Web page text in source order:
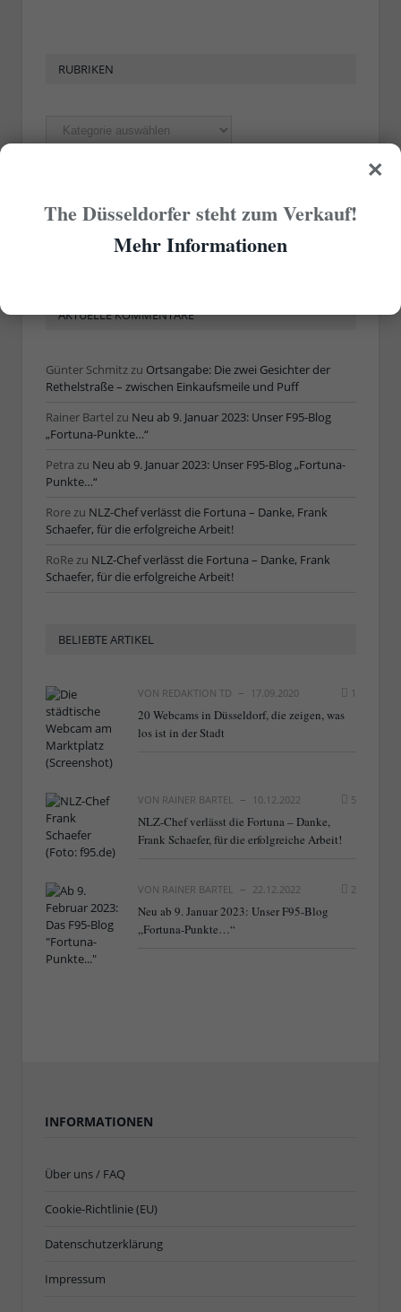
RUBRIKEN
Rubriken
AKTUELLE KOMMENTARE
Günter Schmitzzu Ortsangabe: Die zwei Gesichter der
Rethelstraße – zwischen Einkaufsmeile und Puff
Rainer Bartel zu Neu ab 9. Januar 2023: Unser F95-Blog
„Fortuna-Punkte…“
Petra zu Neu ab 9. Januar 2023: Unser F95-Blog „Fortuna-
Punkte…“
Rorezu NLZ-Chef verlässt die Fortuna – Danke, Frank
Schaefer, für die erfolgreiche Arbeit!
RoRezu NLZ-Chef verlässt die Fortuna – Danke, Frank
Schaefer, für die erfolgreiche Arbeit!
BELIEBTE ARTIKEL
VON REDAKTION TD 17.09.2020 1
20 Webcams in Düsseldorf, die zeigen, was
los ist in der Stadt
VON RAINER BARTEL 10.12.2022 5
NLZ-Chef verlässt die Fortuna – Danke,
Frank Schaefer, für die erfolgreiche Arbeit!
VON RAINER BARTEL 22.12.2022 2
Neu ab 9. Januar 2023: Unser F95-Blog
„Fortuna-Punkte…“
INFORMATIONEN
Über uns / FAQ
Cookie-Richtlinie (EU)
Datenschutzerklärung
Impressum
×
The Düsseldorfer steht zum Verkauf!
Mehr Informationen